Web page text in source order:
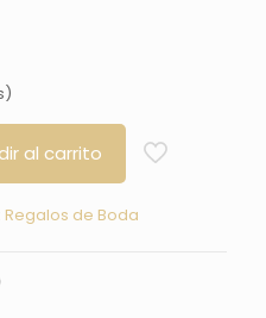
al carrito
Regalos de Boda